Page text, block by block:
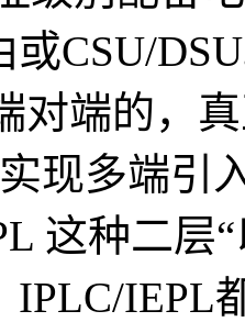
CSU/
端的，真
现多端引
这种二层
IPLC/IEPL